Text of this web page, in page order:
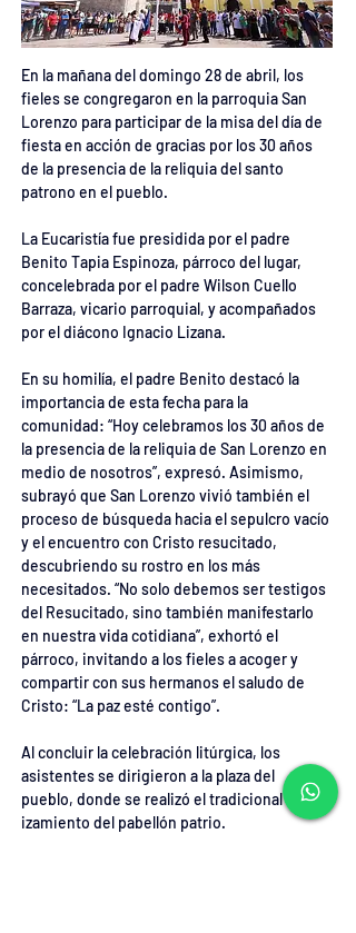
En la mañana del domingo 28 de abril, los
fieles se congregaron en la parroquia San
Lorenzo para participar de la misa del día de
fiesta en acción de gracias por los 30 años
de la presencia de la reliquia del santo
patrono en el pueblo.
La Eucaristía fue presidida por el padre
Benito Tapia Espinoza, párroco del lugar,
concelebrada por el padre Wilson Cuello
Barraza, vicario parroquial, y acompañados
por el diácono Ignacio Lizana.
En su homilía, el padre Benito destacó la
importancia de esta fecha para la
comunidad: “Hoy celebramos los 30 años de
la presencia de la reliquia de San Lorenzo en
medio de nosotros”, expresó. Asimismo,
subrayó que San Lorenzo vivió también el
proceso de búsqueda hacia el sepulcro vacío
y el encuentro con Cristo resucitado,
descubriendo su rostro en los más
necesitados. “No solo debemos ser testigos
del Resucitado, sino también manifestarlo
en nuestra vida cotidiana”, exhortó el
párroco, invitando a los fieles a acoger y
compartir con sus hermanos el saludo de
Cristo: “La paz esté contigo”.
Al concluir la celebración litúrgica, los
asistentes se dirigieron a la plaza del
pueblo, donde se realizó el tradicional
izamiento del pabellón patrio.